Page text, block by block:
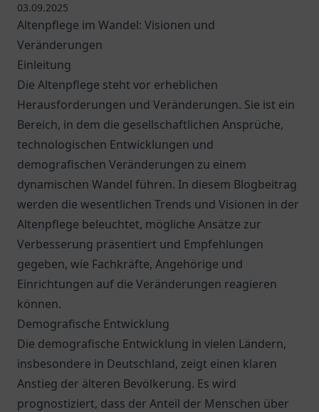
03.09.2025
Altenpflege im Wandel: Visionen und
Veränderungen
Einleitung
Die Altenpflege steht vor erheblichen
Herausforderungen und Veränderungen. Sie ist ein
Bereich, in dem die gesellschaftlichen Ansprüche,
technologischen Entwicklungen und
demografischen Veränderungen zu einem
dynamischen Wandel führen. In diesem Blogbeitrag
werden die wesentlichen Trends und Visionen in der
Altenpflege beleuchtet, mögliche Ansätze zur
Verbesserung präsentiert und Empfehlungen
gegeben, wie Fachkräfte, Angehörige und
Einrichtungen auf die Veränderungen reagieren
können.
Demografische Entwicklung
Die demografische Entwicklung in vielen Ländern,
insbesondere in Deutschland, zeigt einen klaren
Anstieg der älteren Bevölkerung. Es wird
prognostiziert, dass der Anteil der Menschen über